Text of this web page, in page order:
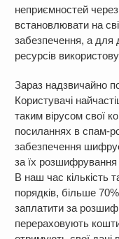
неприємностей
встановлювати на
забезпечення, а для
ресурсів
Зараз надзвичайно
Користувачі
таким вірусом свої
посиланнях в спам-
забезпечення
за їх розшифрування
В наш час кількість
порядків, більше
заплатити за
перераховують